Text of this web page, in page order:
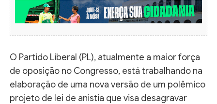
O Partido Liberal (PL), atualmente a maior força
de oposição no Congresso, está trabalhando na
elaboração de uma nova versão de um polêmico
projeto de lei de anistia que visa desagravar